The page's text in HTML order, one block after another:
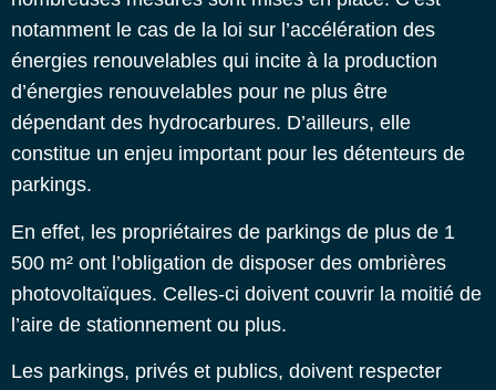
notamment le cas de la loi sur l’accélération des
énergies renouvelables qui incite à la production
d’énergies renouvelables pour ne plus être
dépendant des hydrocarbures. D’ailleurs, elle
constitue un enjeu important pour les détenteurs de
parkings.
En effet, les propriétaires de parkings de plus de 1
500 m² ont l’obligation de disposer des ombrières
photovoltaïques. Celles-ci doivent couvrir la moitié de
l’aire de stationnement ou plus.
Les parkings, privés et publics, doivent respecter